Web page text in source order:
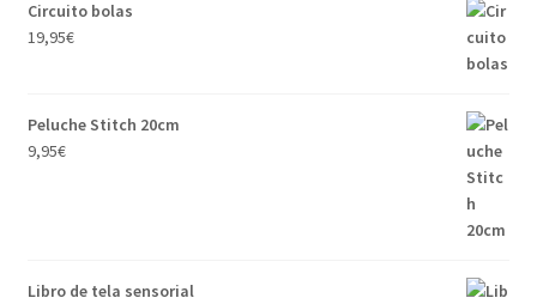
Circuito bolas
19,95€
Peluche Stitch 20cm
9,95€
Libro de tela sensorial